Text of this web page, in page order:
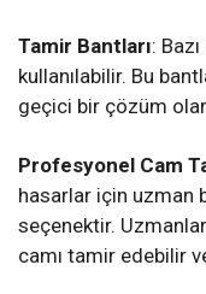
Tamir Bantları:
kullanılabilir. Bu
geçici bir çözüm
Profesyonel Cam
hasarlar için uzman
seçenektir.
camı tamir edebilir